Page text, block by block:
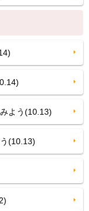
よう(10.13)
(10.13)